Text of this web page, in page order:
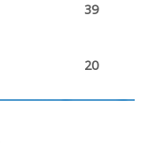
39
20